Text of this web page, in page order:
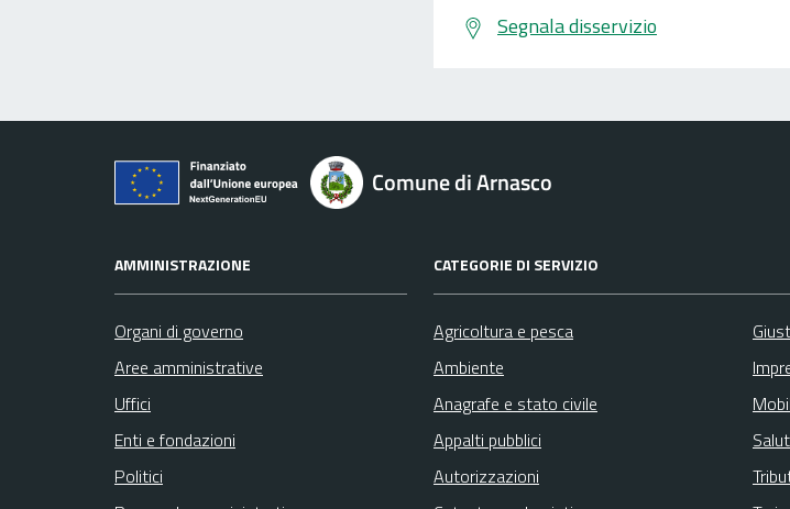
Segnala disservizio
Comune di Arnasco
AMMINISTRAZIONE
Organi di governo
Aree amministrative
Uffici
Enti e fondazioni
Politici
CATEGORIE DI SERVIZIO
Agricoltura e pesca
Ambiente
Anagrafe e stato civile
Appalti pubblici
Autorizzazioni